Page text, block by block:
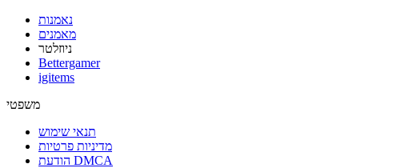
נאמנות
מאמנים
ניוזלטר
Bettergamer
igitems
משפטי
תנאי שימוש
מדיניות פרטיות
הודעת DMCA